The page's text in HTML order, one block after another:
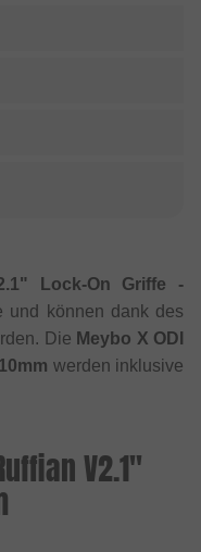
Lock-On Griffe -
und können dank des
Die Meybo X ODI
werden inklusive
V2.1"